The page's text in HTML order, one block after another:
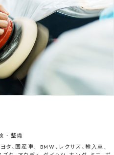
・整備
ヨタ、 国産車、 BMW、 レクサス 、輸入車 、